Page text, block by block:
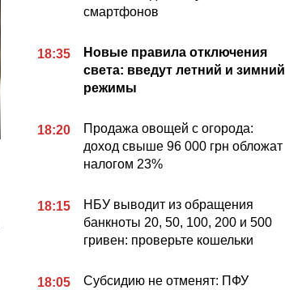
смартфонов
18:35
Новые правила отключения
света: введут летний и зимний
режимы
18:20
Продажа овощей с огорода:
доход свыше 96 000 грн обложат
налогом 23%
18:15
НБУ выводит из обращения
банкноты 20, 50, 100, 200 и 500
гривен: проверьте кошельки
18:05
Субсидию не отменят: ПФУ